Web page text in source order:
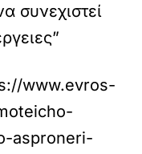
συνεχιστεί
www.evros-
asproneri-